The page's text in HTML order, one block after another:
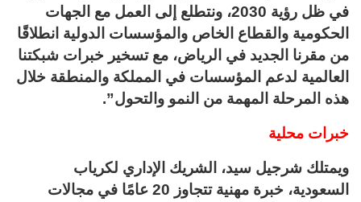
في ظل رؤية 2030، ونتطلع إلى العمل مع الجهات
الحكومية والقطاع الخاص والمؤسسات الدولية انطلاقًا
من مقرنا الجديد في الرياض، مع تسخير خبرات شبكتنا
العالمية لدعم المؤسسات في المملكة والمنطقة خلال
هذه المرحلة المهمة من النمو والتحول”.
خبرات محلية
ويمتلك شرجيل سيد، الشريك الإداري لكرياب
السعودية، خبرة مهنية تتجاوز 20 عامًا في مجالات